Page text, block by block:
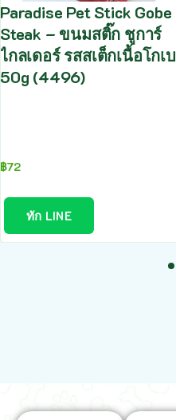
Paradise Pet Stick Gobe
Steak – ขนมสติ๊ก ชูการ์
ไกลเดอร์ รสสเต็กเนื้อโกเบ
50g (4496)
฿72
ทัก LINE